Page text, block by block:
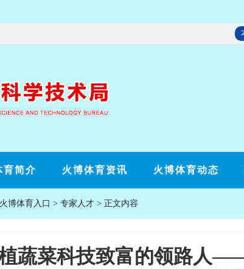
育简介 火博体育资讯 火博体育动态
火博体育入口 > 专家人才 > 正文内容
蔬菜科技致富的领路人